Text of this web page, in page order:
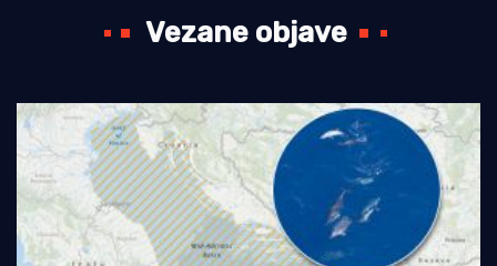
Vezane objave